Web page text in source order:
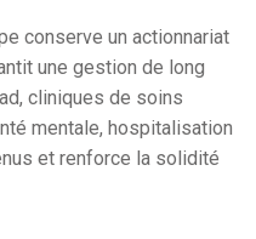
conserve un actionnariat
une gestion de long
cliniques de soins
mentale, hospitalisation
et renforce la solidité